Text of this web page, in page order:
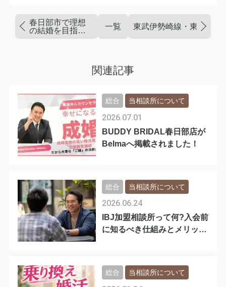
春日部市で理想
の結婚を目指す
一覧 東武伊勢崎線・東武野田
関連記事
BUDDY BRIDAL春日部店が
Belmaへ掲載されました！
2026.07.01
総合 当相談所について
IBJ加盟相談所って何?入会前
に知るべき仕組みとメリット
2026.06.24
総合 当相談所について
総合 当相談所について